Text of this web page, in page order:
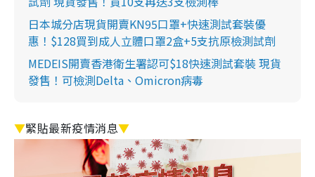
日本城分店現貨開賣KN95口罩+快速測試套裝優
惠！$128買到成人立體口罩2盒+5支抗原檢測試劑
MEDEIS開賣香港衛生署認可$18快速測試套裝 現貨
發售！可檢測Delta、Omicron病毒
▼緊貼最新疫情消息▼